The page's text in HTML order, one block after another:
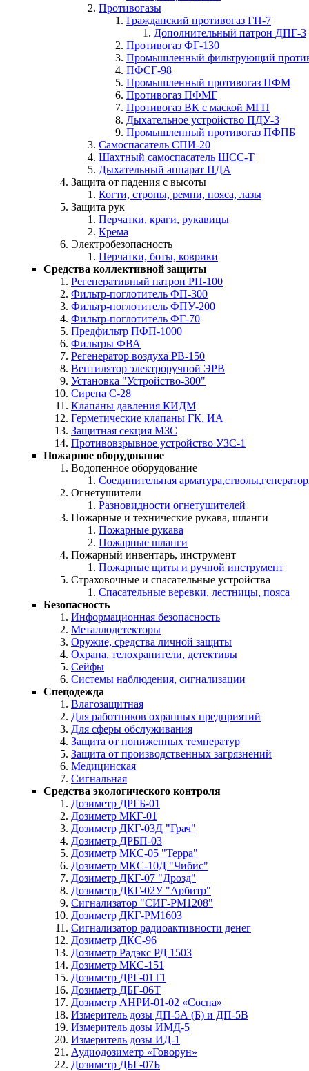
Противогазы
Гражданский противогаз ГП-7
Дополнительный патрон ДПГ-3
Противогаз ФГ-130
Промышленный фильтрующий
ПФСГ-98
Промышленный противогаз ПФМ
Противогаз ПФМГ
Противогаз ВК с маской МГП
Дыхательное устройство ПДУ-3
Промышленный противогаз ПФПБ
Самоспасатель СПИ-20
Шахтный самоспасатель ШСС-Т
Дыхательный аппарат ПДА
Защита от падения с высоты
Когти, стропы, ремни, пояса, лазы
Защита рук
Перчатки, краги, рукавицы
Крема
Электробезопасность
Перчатки, боты, коврики
Средства коллективной защиты
Регенеративный патрон РП-100
Фильтр-поглотитель ФП-300
Фильтр-поглотитель ФПУ-200
Фильтр-поглотитель ФГ-70
Предфильтр ПФП-1000
Фильтры ФВА
Регенератор воздуха РВ-150
Вентилятор электроручной ЭРВ
Установка "Устройство-300"
Сирена С-28
Клапаны давления КИДМ
Герметические клапаны ГК, ИА
Защитная секция МЗС
Противовзрывное устройство УЗС-1
Пожарное оборудование
Водопенное оборудование
Соединительная
Огнетушители
Разновидности огнетушителей
Пожарные и технические рукава, шланги
Пожарные рукава
Пожарные шланги
Пожарный инвентарь, инструмент
Пожарные щиты и ручной инструмент
Страховочные и спасательные устройства
Спасательные веревки, лестницы, пояса
Безопасность
Информационная безопасность
Металлодетекторы
Оружие, средства личной защиты
Охрана, телохранители, детективы
Сейфы
Системы наблюдения, сигнализации
Спецодежда
Влагозащитная
Для работников охранных предприятий
Для сферы обслуживания
Защита от пониженных температур
Защита от производственных загрязнений
Медицинская
Сигнальная
Cредства экологического контроля
Дозиметр ДРГБ-01
Дозиметр МКГ-01
Дозиметр ДКГ-03Д "Грач"
Дозиметр ДРБП-03
Дозиметр МКС-05 "Терра"
Дозиметр МКС-10Д "Чибис"
Дозиметр ДКГ-07 "Дрозд"
Дозиметр ДКГ-02У "Арбитр"
Сигнализатор "СИГ-РМ1208"
Дозиметр ДКГ-РМ1603
Сигнализатор радиоактивности денег
Дозиметр ДКС-96
Дозиметр Радэкс РД 1503
Дозиметр МКС-151
Дозиметр ДРГ-01Т1
Дозиметр ДБГ-06Т
Дозиметр АНРИ-01-02 «Сосна»
Измеритель дозы ДП-5А (Б) и ДП-5В
Измеритель дозы ИМД-5
Измеритель дозы ИД-1
Аудиодозиметр «Говорун»
Дозиметр ДБГ-07Б